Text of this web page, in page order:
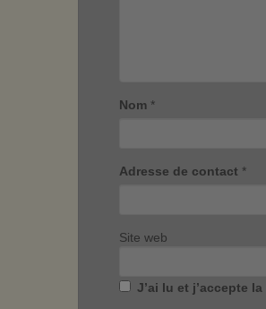
Nom *
Adresse de contact *
Site web
J’ai lu et j’accepte la